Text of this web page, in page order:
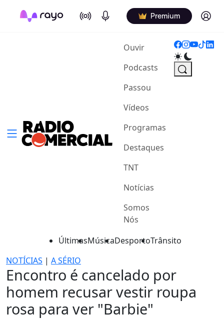
On Air Podcasts Premium Log in
Ouvir(current)
Podcasts
Passou
Vídeos
Programas
Destaques
TNT
Notícias
Somos
Nós
ÚltimasMúsicaDesportoTrânsito
NOTÍCIAS | A SÉRIO
Encontro é cancelado por
homem recusar vestir roupa
rosa para ver "Barbie"